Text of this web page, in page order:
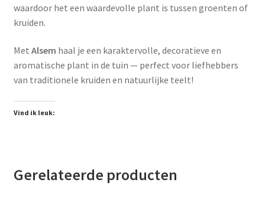
waardoor het een waardevolle plant is tussen groenten of
kruiden.
Met Alsem haal je een karaktervolle, decoratieve en
aromatische plant in de tuin — perfect voor liefhebbers
van traditionele kruiden en natuurlijke teelt!
Vind ik leuk:
Gerelateerde producten